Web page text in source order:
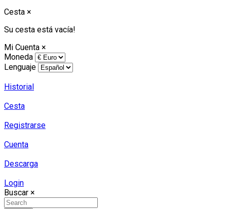
Cesta ×
Su cesta está vacía!
Mi Cuenta ×
Moneda
Lenguaje
Historial
Cesta
Registrarse
Cuenta
Descarga
Login
Buscar ×